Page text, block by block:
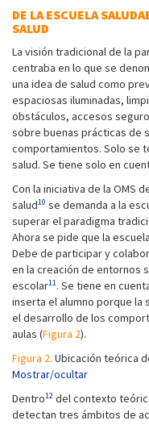
DE LA ESCUELA
SALUD
La visión tradicional de la
centraba en lo que se
una idea de salud como
espaciosas iluminadas,
obstáculos, accesos
sobre buenas prácticas de
comportamientos. Solo se
salud. Se tiene solo en
Con la iniciativa de la OMS
salud10 se demanda a la
superar el paradigma
Ahora se pide que la
Debe de participar y
en la creación de entornos
escolar11. Se tiene en
inserta el alumno porque la
el desarrollo de los
aulas (Figura 2).
Figura 2. Ubicación teórica
Mostrar/ocultar
Dentro12 del contexto
detectan tres ámbitos de